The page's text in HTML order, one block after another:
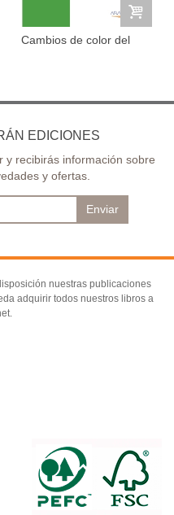
Cambios de color del
EDICIONES
y recibirás información sobre
y ofertas.
Enviar
nuestras publicaciones
adquirir todos nuestros libros a